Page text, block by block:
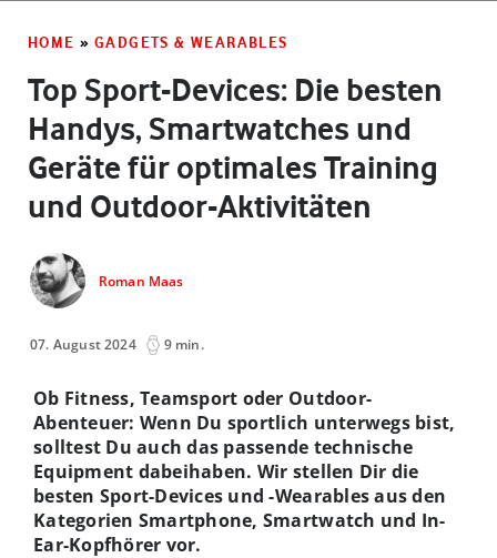
HOME » GADGETS & WEARABLES
Top Sport-Devices: Die besten
Handys, Smartwatches und
Geräte für optimales Training
und Outdoor-Aktivitäten
Roman Maas
07. August 2024 9 min.
Ob Fitness, Teamsport oder Outdoor-
Abenteuer: Wenn Du sportlich unterwegs bist,
solltest Du auch das passende technische
Equipment dabeihaben. Wir stellen Dir die
besten Sport-Devices und -Wearables aus den
Kategorien Smartphone, Smartwatch und In-
Ear-Kopfhörer vor.